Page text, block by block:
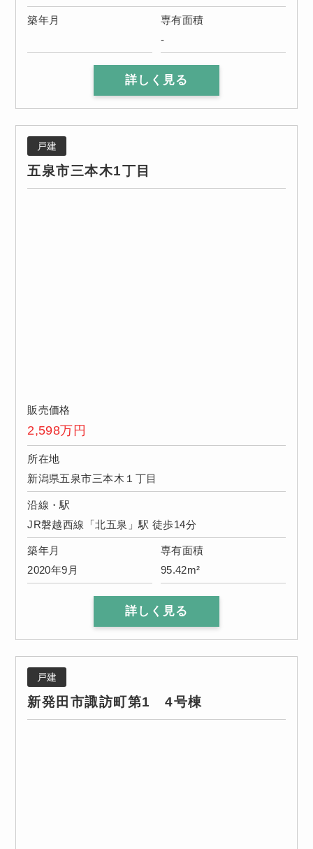
築年月
専有面積
-
詳しく見る
戸建
五泉市三本木1丁目
販売価格
2,598万円
所在地
新潟県五泉市三本木１丁目
沿線・駅
JR磐越西線「北五泉」駅 徒歩14分
築年月
2020年9月
専有面積
95.42m²
詳しく見る
戸建
新発田市諏訪町第1 4号棟